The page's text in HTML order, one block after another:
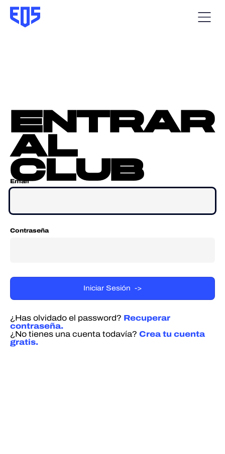
entrar
al
club
Email
Contraseña
¿Has olvidado el password? Recuperar
contraseña.
¿No tienes una cuenta todavía? Crea tu cuenta
gratis.